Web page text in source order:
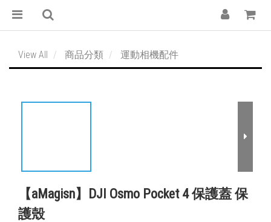
View All 商品分類 運動相機配件
【aMagisn】DJI Osmo Pocket 4 保護蓋 保
護殼